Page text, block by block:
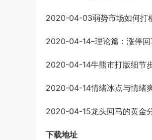
2020-04-03弱势市场如何打
2020-04-14–理论篇：涨停
2020-04-14牛熊市打版细节
2020-04-14情绪冰点与情绪
2020-04-15龙头回马的黄金
下载地址